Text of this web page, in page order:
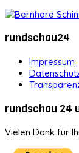
rundschau24
Impressum
rundschau 24
Vielen Dank für